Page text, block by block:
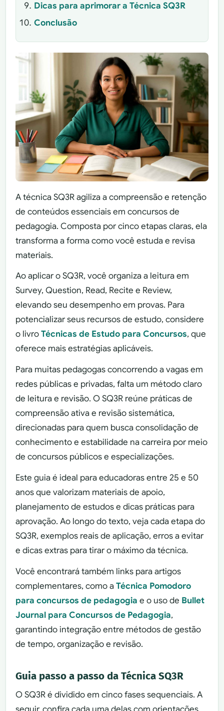
Dicas para aprimorar a Técnica SQ3R
Conclusão
A técnica SQ3R agiliza a compreensão e retenção
de conteúdos essenciais em concursos de
pedagogia. Composta por cinco etapas claras, ela
transforma a forma como você estuda e revisa
materiais.
Ao aplicar o SQ3R, você organiza a leitura em
Survey, Question, Read, Recite e Review,
elevando seu desempenho em provas. Para
potencializar seus recursos de estudo, considere
o livroTécnicas de Estudo para Concursos, que
oferece mais estratégias aplicáveis.
Para muitas pedagogas concorrendo a vagas em
redes públicas e privadas, falta um método claro
de leitura e revisão. O SQ3R reúne práticas de
compreensão ativa e revisão sistemática,
direcionadas para quem busca consolidação de
conhecimento e estabilidade na carreira por meio
de concursos públicos e especializações.
Este guia é ideal para educadoras entre 25 e 50
anos que valorizam materiais de apoio,
planejamento de estudos e dicas práticas para
aprovação. Ao longo do texto, veja cada etapa do
SQ3R, exemplos reais de aplicação, erros a evitar
e dicas extras para tirar o máximo da técnica.
Você encontrará também links para artigos
complementares, como aTécnica Pomodoro
para concursos de pedagogia e o uso de Bullet
Journal para Concursos de Pedagogia,
garantindo integração entre métodos de gestão
de tempo, organização e revisão.
Guia passo a passo da Técnica SQ3R
O SQ3R é dividido em cinco fases sequenciais. A